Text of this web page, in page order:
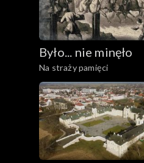
Było... nie minęło
Na straży pamięci